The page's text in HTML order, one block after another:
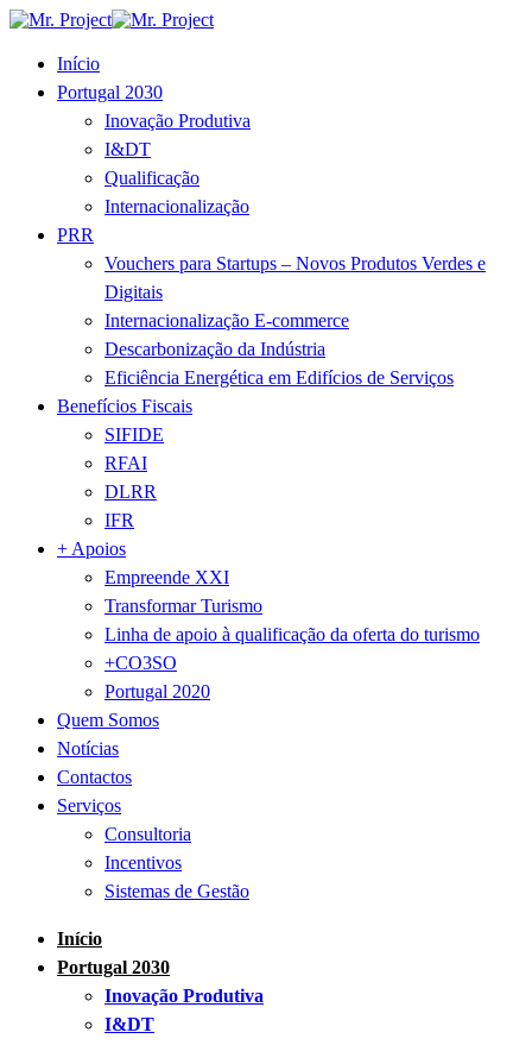
Início
Portugal 2030
Inovação Produtiva
I&DT
Qualificação
Internacionalização
PRR
Vouchers para Startups – Novos Produtos Verdes e
Digitais
Internacionalização E-commerce
Descarbonização da Indústria
Eficiência Energética em Edifícios de Serviços
Benefícios Fiscais
SIFIDE
RFAI
DLRR
IFR
+ Apoios
Empreende XXI
Transformar Turismo
Linha de apoio à qualificação da oferta do turismo
+CO3SO
Portugal 2020
Quem Somos
Notícias
Contactos
Serviços
Consultoria
Incentivos
Sistemas de Gestão
Início
Portugal 2030
Inovação Produtiva
I&DT